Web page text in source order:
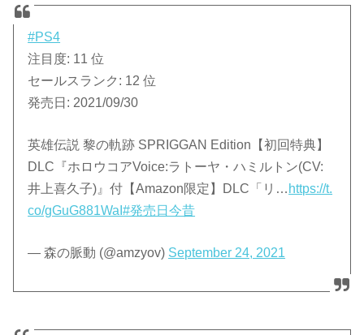
#PS4
注目度: 11 位
セールスランク: 12 位
発売日: 2021/09/30
英雄伝説 黎の軌跡 SPRIGGAN Edition【初回特典】
DLC『ホロウコアVoice:ラトーヤ・ハミルトン(CV:
井上喜久子)』付【Amazon限定】DLC「リ… https://t.
co/gGuG881WaI#発売日今昔
— 森の脈動 (@amzyov) September 24, 2021